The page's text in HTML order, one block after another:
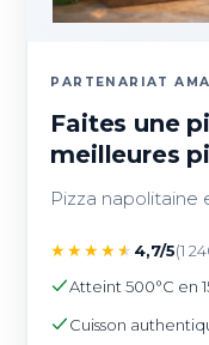
PARTENARIAT
Faites une
meilleures
Pizza
★★★★★ 4,7/5(1
Atteint 500°C en
Cuisson